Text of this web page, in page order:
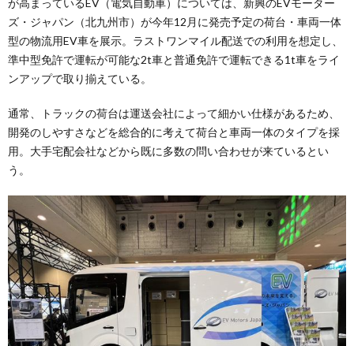
ズ・ジャパン（北九州市）が今年12月に発売予定の荷台・車両一体
型の物流用EV車を展示。ラストワンマイル配送での利用を想定し、
準中型免許で運転が可能な2t車と普通免許で運転できる1t車をライ
ンアップで取り揃えている。
通常、トラックの荷台は運送会社によって細かい仕様があるため、
開発のしやすさなどを総合的に考えて荷台と車両一体のタイプを採
用。大手宅配会社などから既に多数の問い合わせが来ているとい
う。